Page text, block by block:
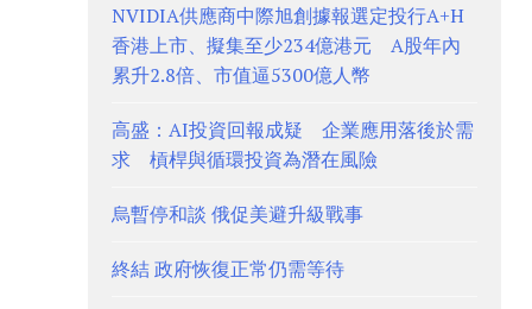
NVIDIA供應商中際旭創據報選定投行A+H
香港上市、擬集至少234億港元 A股年內
累升2.8倍、市值逼5300億人幣
高盛：AI投資回報成疑 企業應用落後於需
求 槓桿與循環投資為潛在風險
烏暫停和談 俄促美避升級戰事
終結 政府恢復正常仍需等待